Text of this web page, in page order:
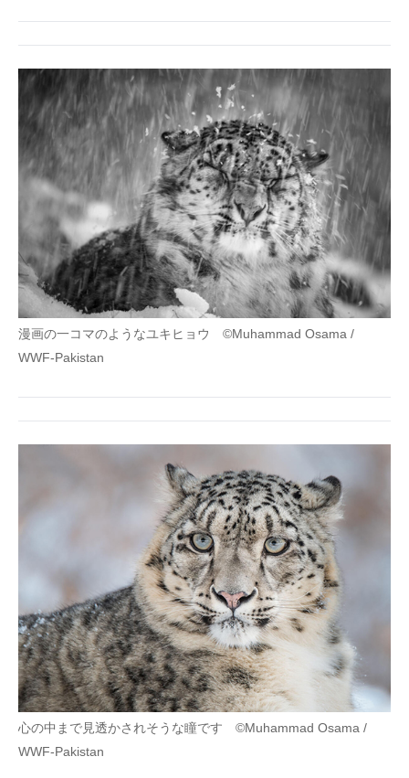
漫画の一コマのようなユキヒョウ ©Muhammad Osama /
WWF-Pakistan
心の中まで見透かされそうな瞳です ©Muhammad Osama /
WWF-Pakistan